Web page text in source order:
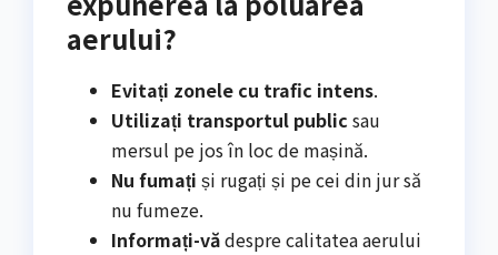
aerului?
Evitați zonele cu trafic intens.
Utilizați transportul public sau
mersul pe jos în loc de mașină.
Nu fumați și rugați și pe cei din jur să
nu fumeze.
Informați-vădespre calitatea aerului